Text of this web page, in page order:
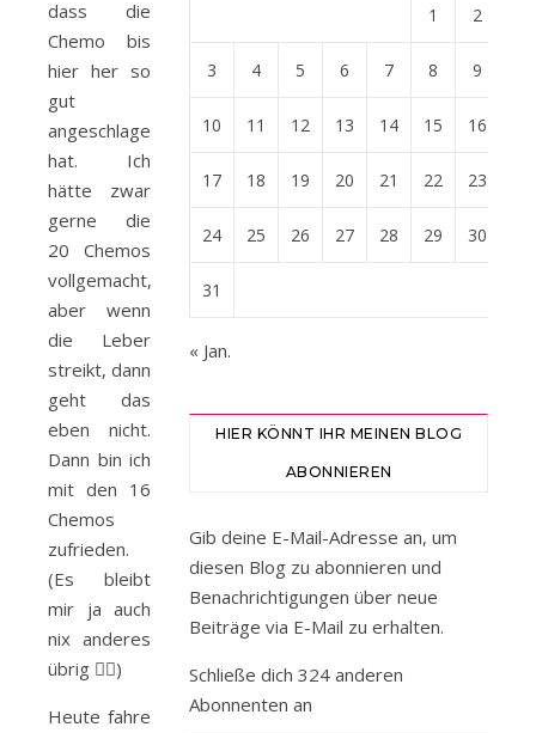
dass die
Chemo bis
hier her so
gut
angeschlagen
hat. Ich
hätte zwar
gerne die
20 Chemos
vollgemacht,
aber wenn
die Leber
streikt, dann
geht das
eben nicht.
Dann bin ich
mit den 16
Chemos
zufrieden.
(Es bleibt
mir ja auch
nix anderes
übrig 🤷‍♀️)
Heute fahre
1 2
3 4 5 6 7 8 9
10 11 12 13 14 15 16
17 18 19 20 21 22 23
24 25 26 27 28 29 30
31
« Jan.
HIER KÖNNT IHR MEINEN BLOG
ABONNIEREN
Gib deine E-Mail-Adresse an, um
diesen Blog zu abonnieren und
Benachrichtigungen über neue
Beiträge via E-Mail zu erhalten.
Schließe dich 324 anderen
Abonnenten an